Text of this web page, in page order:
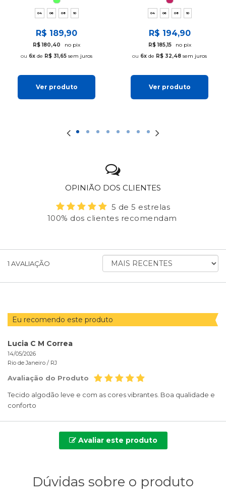
04 06 08 10
R$ 189,90
R$ 180,40
no pix
6x de R$ 31,65 sem juros
Ver produto
04 06 08 10
R$ 194,90
R$ 185,15
no pix
6x de R$ 32,48 sem juros
Ver produto
OPINIÃO DOS CLIENTES
5 de 5 estrelas
100% dos clientes recomendam
1 AVALIAÇÃO
ORDENAR
AVALIAÇÕES
Eu recomendo este produto
Lucia C M Correa
14/05/2026
Rio de Janeiro / RJ
Avaliação do Produto
Tecido algodão leve e com as cores vibrantes. Boa qualidade e
conforto
Avaliar este produto
Dúvidas sobre o produto